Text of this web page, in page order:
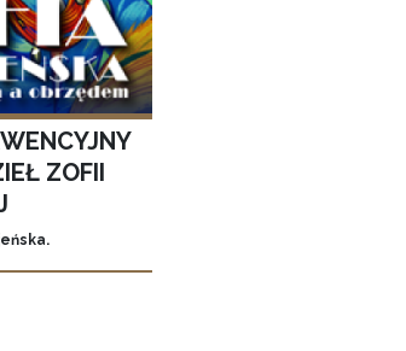
ZOFII